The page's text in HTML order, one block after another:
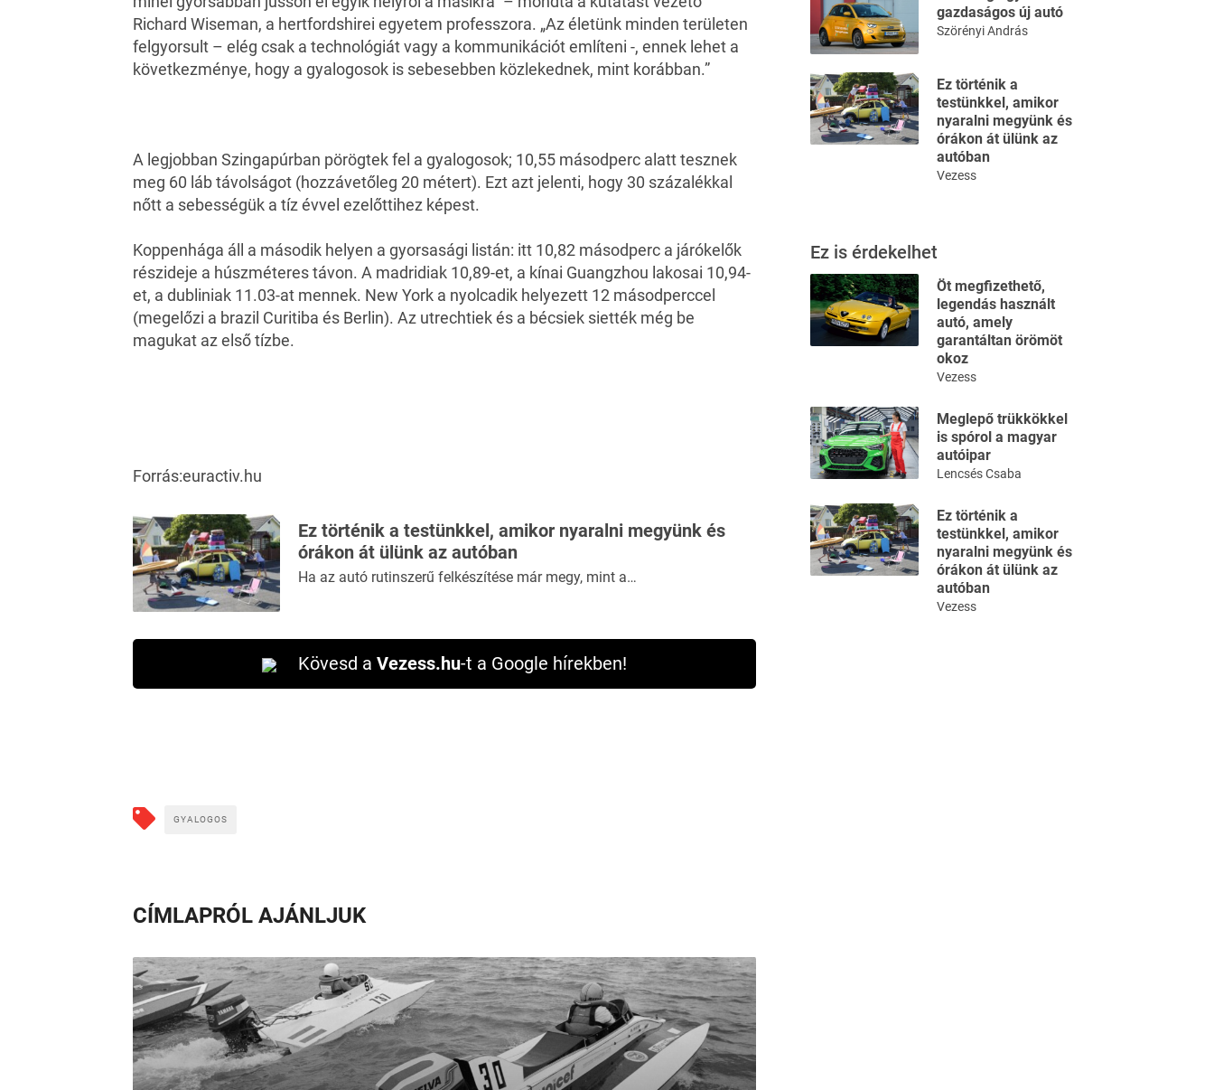
Richard Wiseman, a hertfordshirei egyetem professzora. „Az életünk minden területen
felgyorsult – elég csak a technológiát vagy a kommunikációt említeni -, ennek lehet a
következménye, hogy a gyalogosok is sebesebben közlekednek, mint korábban.”
A legjobban Szingapúrban pörögtek fel a gyalogosok; 10,55 másodperc alatt tesznek
meg 60 láb távolságot (hozzávetőleg 20 métert). Ezt azt jelenti, hogy 30 százalékkal
nőtt a sebességük a tíz évvel ezelőttihez képest.
Koppenhága áll a második helyen a gyorsasági listán: itt 10,82 másodperc a járókelők
részideje a húszméteres távon. A madridiak 10,89-et, a kínai Guangzhou lakosai 10,94-
et, a dubliniak 11.03-at mennek. New York a nyolcadik helyezett 12 másodperccel
(megelőzi a brazil Curitiba és Berlin). Az utrechtiek és a bécsiek siették még be
magukat az első tízbe.
Forrás:euractiv.hu
Ez történik a testünkkel, amikor nyaralni megyünk és
órákon át ülünk az autóban
Ha az autó rutinszerű felkészítése már megy, mint a…
Kövesd a Vezess.hu-t a Google hírekben!
GYALOGOS
CÍMLAPRÓL AJÁNLJUK
gazdaságos új autó
Szörényi András
Ez történik a
testünkkel, amikor
nyaralni megyünk és
órákon át ülünk az
autóban
Vezess
Ez is érdekelhet
Öt megfizethető,
legendás használt
autó, amely
garantáltan örömöt
okoz
Vezess
Meglepő trükkökkel
is spórol a magyar
autóipar
Lencsés Csaba
Ez történik a
testünkkel, amikor
nyaralni megyünk és
órákon át ülünk az
autóban
Vezess